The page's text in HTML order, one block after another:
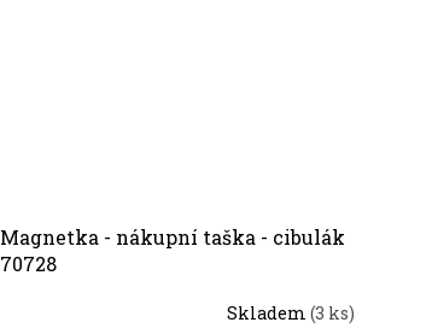
Magnetka - nákupní taška - cibulák
70728
Skladem(3 ks)